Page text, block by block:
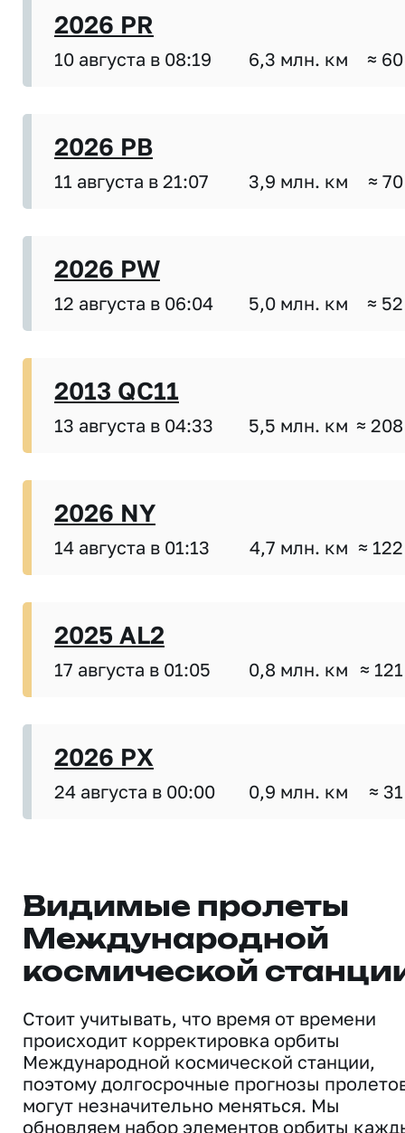
2026 PR
10 августа в 08:19 6,3 млн. км ≈
2026 PB
11 августа в 21:07 3,9 млн. км ≈
2026 PW
12 августа в 06:04 5,0 млн. км ≈
2013 QC11
13 августа в 04:33 5,5 млн. км ≈
2026 NY
14 августа в 01:13 4,7 млн. км ≈
2025 AL2
17 августа в 01:05 0,8 млн. км ≈
2026 PX
24 августа в 00:00 0,9 млн. км ≈
Видимые пролеты
Международной
космической
Стоит учитывать, что время от времени
происходит корректировка орбиты
Международной космической станции,
поэтому долгосрочные прогнозы
могут незначительно меняться. Мы
обновляем набор элементов орбиты